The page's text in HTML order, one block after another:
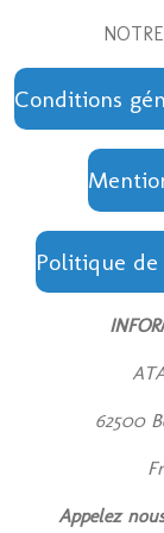
Conditions
Politique
62500
Appelez